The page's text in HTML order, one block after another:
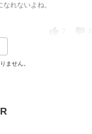
れないよね。
ません。